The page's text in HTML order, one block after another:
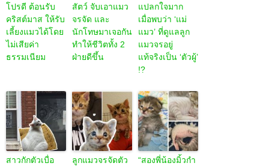
โปรดี ต้อนรับ
คริสต์มาส ให้รับ
เลี้ยงแมวได้โดย
ไม่เสียค่า
ธรรมเนียม
สัตว์ จับเอาแมว
จรจัด และ
นักโทษมาเจอกัน
ทำให้ชีวิตทั้ง 2
ฝ่ายดีขึ้น
แปลกใจมาก
เมื่อพบว่า ‘แม่
แมว’ ที่ดูแลลูก
แมวจรอยู่
แท้จริงเป็น ‘ตัวผู้’
!?
สาวกักตัวเบื่อ
ลูกแมวจรจัดตัว
“สองพี่น้องมิ้วกำ